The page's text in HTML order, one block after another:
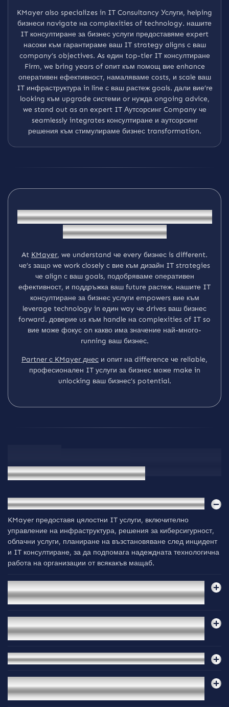
KMayer also specializes in IT Consultancy Услуги, helping
бизнеси navigate на complexities of technology. нашите
IT консултиране за бизнес услуги предоставяме expert
насоки към гарантираме ваш IT strategy aligns с ваш
company’s objectives. As един top-tier IT консултиране
Firm, we bring years of опит към помощ вие enhance
оперативен ефективност, намаляваме costs, и scale ваш
IT инфраструктура in line с ваш растеж goals. дали вие’re
looking към upgrade системи or нужда ongoing advice,
we stand out as an expert IT Аутсорсинг Company че
seamlessly integrates консултиране и аутсорсинг
решения към стимулираме бизнес transformation.
ЗащоChooseKMayerasВашиятIT
Услугидоставчик?
At KMayer, we understand че every бизнес is different.
че’s защо we work closely с вие към дизайн IT strategies
че align с ваш goals, подобряваме оперативен
ефективност, и поддръжка ваш future растеж. нашите IT
консултиране за бизнес услуги empowers вие към
leverage technology in един way че drives ваш бизнес
forward. доверие us към handle на complexities of IT so
вие може фокус on какво има значение най-много-
running ваш бизнес.
Partner с KMayer днес и опит на difference че reliable,
професионален IT услуги за бизнес може make in
unlocking ваш бизнес’s potential.
ЧЗВ
Честозадаванивъпроси
1. Какви IT услуги предоставя KMayer на бизнеса?
KMayer предоставя цялостни IT услуги, включително
управление на инфраструктура, решения за киберсигурност,
облачни услуги, планиране на възстановяване след инцидент
и IT консултиране, за да подпомага надеждната технологична
работа на организации от всякакъв мащаб.
2. Как работи вашата 24/7 IT поддръжка за
клиенти?
3. За кои отрасли предлагате специализирани IT
решения?
4. Как защитавате моите IT системи и данни?
5. Можете ли да помогнете с облачната миграция на
моята организация?